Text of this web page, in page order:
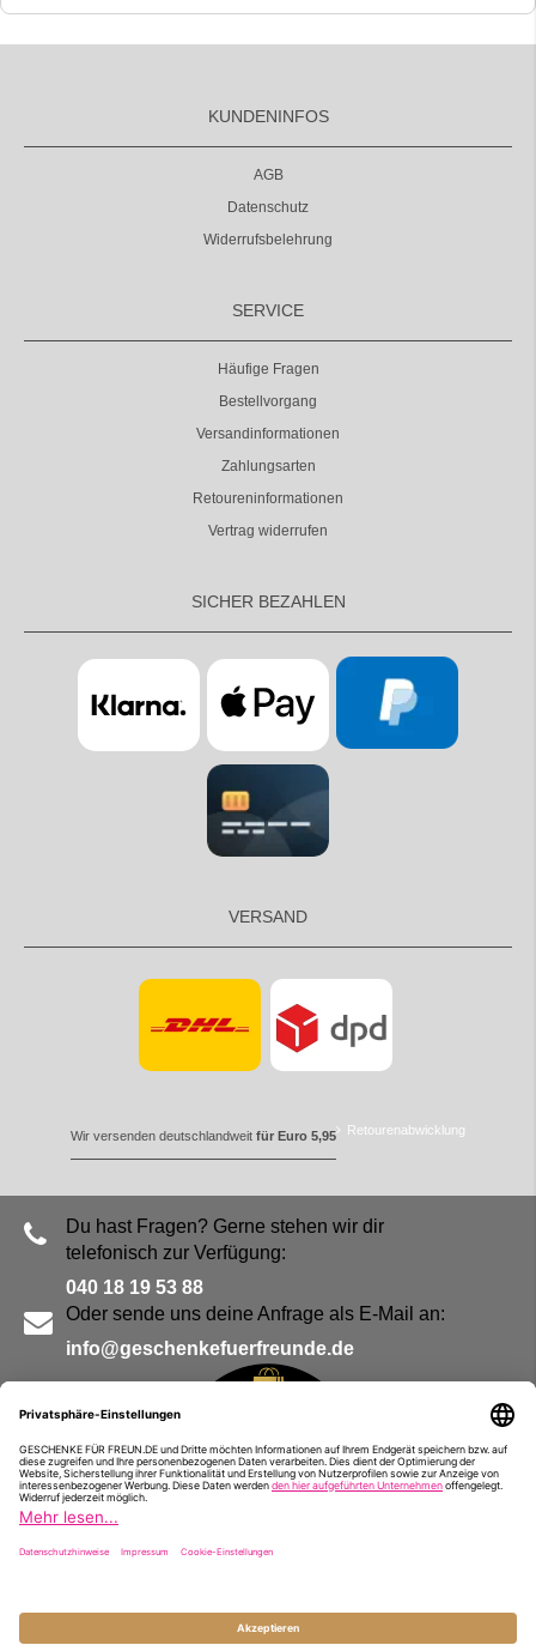
KUNDENINFOS
AGB
Datenschutz
Widerrufsbelehrung
SERVICE
Häufige Fragen
Bestellvorgang
Versandinformationen
Zahlungsarten
Retoureninformationen
Vertrag widerrufen
SICHER BEZAHLEN
VERSAND
Wir versenden deutschlandweit für Euro 5,95 Retourenabwicklung
Du hast Fragen? Gerne stehen wir dir
telefonisch zur Verfügung:
040 18 19 53 88
Oder sende uns deine Anfrage als E-Mail an:
info@geschenkefuerfreunde.de
Impressum